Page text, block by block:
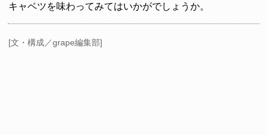
キャベツを味わってみてはいかがでしょうか。
[文・構成／grape編集部]